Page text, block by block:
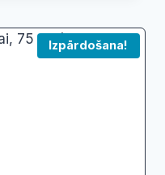
Izpārdošana!